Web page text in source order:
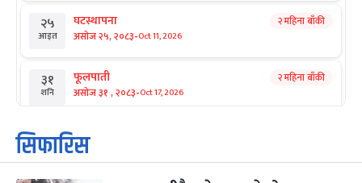
२५
आइत
घटस्थापना
असोज २५, २०८३-Oct 11, 2026
२ महिना बाँकी
३१
शनि
फूलपाती
असोज ३१ , २०८३-Oct 17, 2026
२ महिना बाँकी
१
आइत
कार्तिक सङ्क्रान्ति
कार्तिक १, २०८३
सिफारिस